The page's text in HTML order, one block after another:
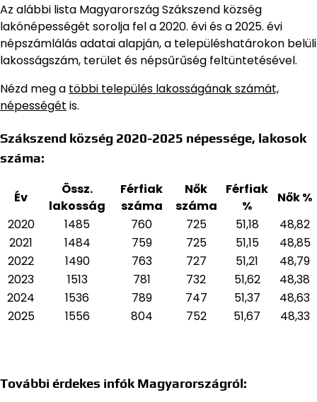
Az alábbi lista Magyarország Szákszend község
lakónépességét sorolja fel a 2020. évi és a 2025. évi
népszámlálás adatai alapján,a településhatárokon belüli
lakosságszám, terület és népsűrűség feltüntetésével.
Nézd meg a többi település lakosságának számát,
népességét is.
Szákszend község 2020-2025 népessége, lakosok
száma:
Év
Össz.
lakosság
Férfiak
száma
Nők
száma
Férfiak
%
Nők %
2020
1485 760 725 51,18
48,82
2021
1484 759 725 51,15
48,85
2022
1490 763 727 51,21
48,79
2023
1513 781 732 51,62
48,38
2024
1536 789 747 51,37
48,63
2025
1556 804 752 51,67 48,33
További érdekes infók Magyarországról: